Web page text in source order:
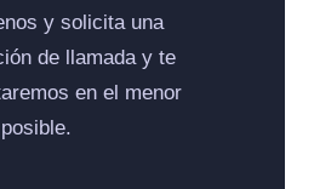
y solicita una
de llamada y te
en el menor